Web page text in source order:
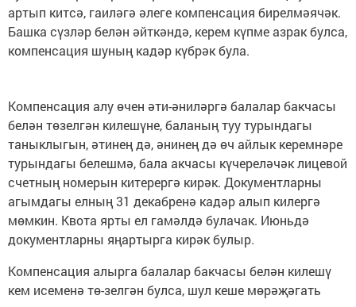
артып китсә, гаиләгә әлеге компенсация бирелмәячәк.
Башка сүзләр белән әйткәндә, керем күпме азрак булса,
компенсация шуның кадәр күбрәк була.
Компенсация алу өчен әти-әниләргә балалар бакчасы
белән төзелгән килешүне, баланың туу турындагы
таныклыгын, әтинең дә, әнинең дә өч айлык керемнәре
турындагы белешмә, бала акчасы күчереләчәк лицевой
счетның номерын китерергә кирәк. Документларны
агымдагы елның 31 декабренә кадәр алып килергә
мөмкин. Квота ярты ел гамәлдә булачак. Июньдә
документларны яңартырга кирәк булыр.
Компенсация алырга балалар бакчасы белән килешү
кем исеменә тө-зелгән булса, шул кеше мөрәҗәгать